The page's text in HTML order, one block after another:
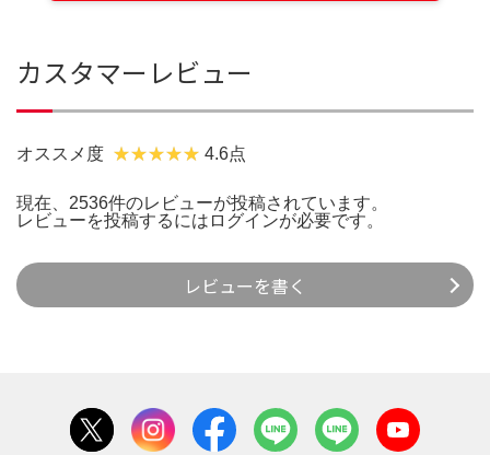
カスタマーレビュー
オススメ度 4.6点
現在、2536件のレビューが投稿されています。
レビューを投稿するには ログインが必要です。
レビューを書く